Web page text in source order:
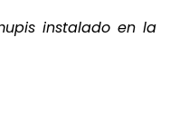
instalado en la